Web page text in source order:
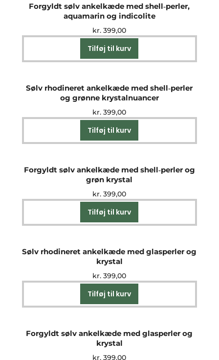
Forgyldt sølv ankelkæde med shell‑perler,
aquamarin og indicolite
kr. 399,00
Tilføj til kurv
Sølv rhodineret ankelkæde med shell‑perler
og grønne krystalnuancer
kr. 399,00
Tilføj til kurv
Forgyldt sølv ankelkæde med shell‑perler og
grøn krystal
kr. 399,00
Tilføj til kurv
Sølv rhodineret ankelkæde med glasperler og
krystal
kr. 399,00
Tilføj til kurv
Forgyldt sølv ankelkæde med glasperler og
krystal
kr. 399,00